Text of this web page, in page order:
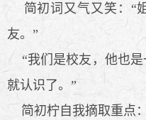
简初词又气又笑：“
友。”
“我们是校友，他也是
就认识了。”
简初柠自我摘取重点